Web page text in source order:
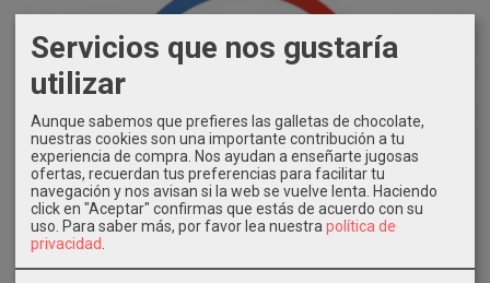
Servicios que nos gustaría
utilizar
Aunque sabemos que prefieres las galletas de chocolate,
nuestras cookies son una importante contribución a tu
experiencia de compra. Nos ayudan a enseñarte jugosas
ofertas, recuerdan tus preferencias para facilitar tu
navegación y nos avisan si la web se vuelve lenta. Haciendo
click en "Aceptar" confirmas que estás de acuerdo con su
uso. Para saber más, por favor lea nuestra política de
privacidad